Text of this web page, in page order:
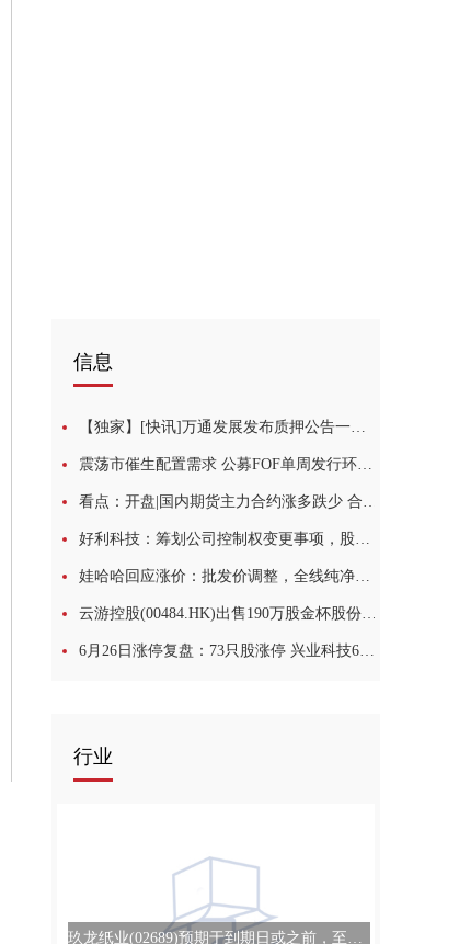
信息
【独家】[快讯]万通发展发布质押公告一股东累计质押31981万股
震荡市催生配置需求 公募FOF单周发行环比增175% 焦点讯息
看点：开盘|国内期货主力合约涨多跌少 合成橡胶跌超2%
好利科技：筹划公司控制权变更事项，股票停牌_焦点快播
娃哈哈回应涨价：批发价调整，全线纯净水终端零售价不变|每日视讯
云游控股(00484.HK)出售190万股金杯股份 套现约658.1万元|观察
6月26日涨停复盘：73只股涨停 兴业科技6连板 今日视点
行业
玖龙纸业(02689)预期于到期日或之前，至少99.9%的尚未赎回4亿美元优先永续资本证券总额将获有效交回